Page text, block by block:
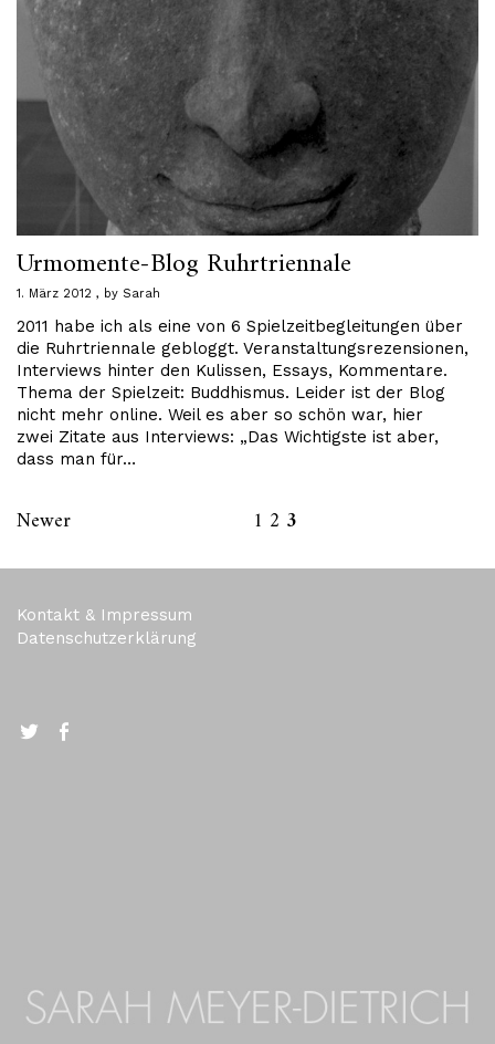
Urmomente-Blog Ruhrtriennale
1. März 2012 by Sarah
2011 habe ich als eine von 6 Spielzeitbegleitungen über
die Ruhrtriennale gebloggt. Veranstaltungsrezensionen,
Interviews hinter den Kulissen, Essays, Kommentare.
Thema der Spielzeit: Buddhismus. Leider ist der Blog
nicht mehr online. Weil es aber so schön war, hier
zwei Zitate aus Interviews: „Das Wichtigste ist aber,
dass man für…
Newer 1 2 3
Kontakt & Impressum
Datenschutzerklärung